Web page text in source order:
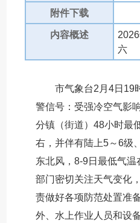
附件下载
内容概述
六
市气象台2月4日19
警信号：受强冷空气影
分镇（街道）48小时最
右，并伴有陆上5～6级
东北风，8-9日最低气
部门密切关注天气变化
责做好各项防范处置准
外、水上作业人员和设